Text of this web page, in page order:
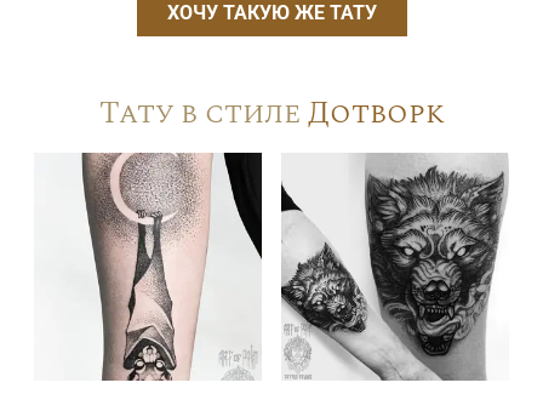
ХОЧУ ТАКУЮ ЖЕ ТАТУ
Тату в стилеДотворк